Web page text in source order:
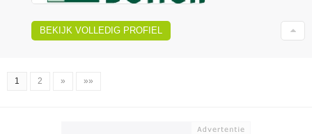
BEKIJK VOLLEDIG PROFIEL
1 2 » »»